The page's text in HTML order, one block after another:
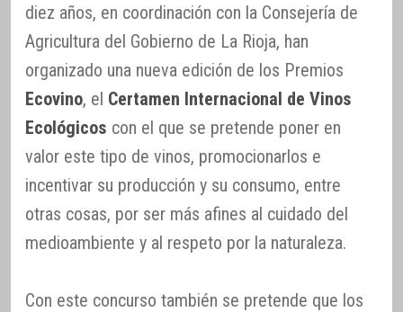
diez años, en coordinación con la Consejería de
Agricultura del Gobierno de La Rioja, han
organizado una nueva edición de los Premios
Ecovino, el Certamen Internacional de Vinos
Ecológicos con el que se pretende poner en
valor este tipo de vinos, promocionarlos e
incentivar su producción y su consumo, entre
otras cosas, por ser más afines al cuidado del
medioambiente y al respeto por la naturaleza.
Con este concurso también se pretende que los